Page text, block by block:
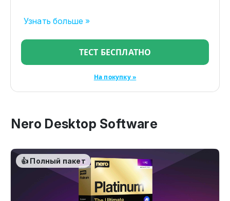
Узнать больше »
ТЕСТ БЕСПЛАТНО
На покупку »
Nero Desktop Software
👍 Полный пакет